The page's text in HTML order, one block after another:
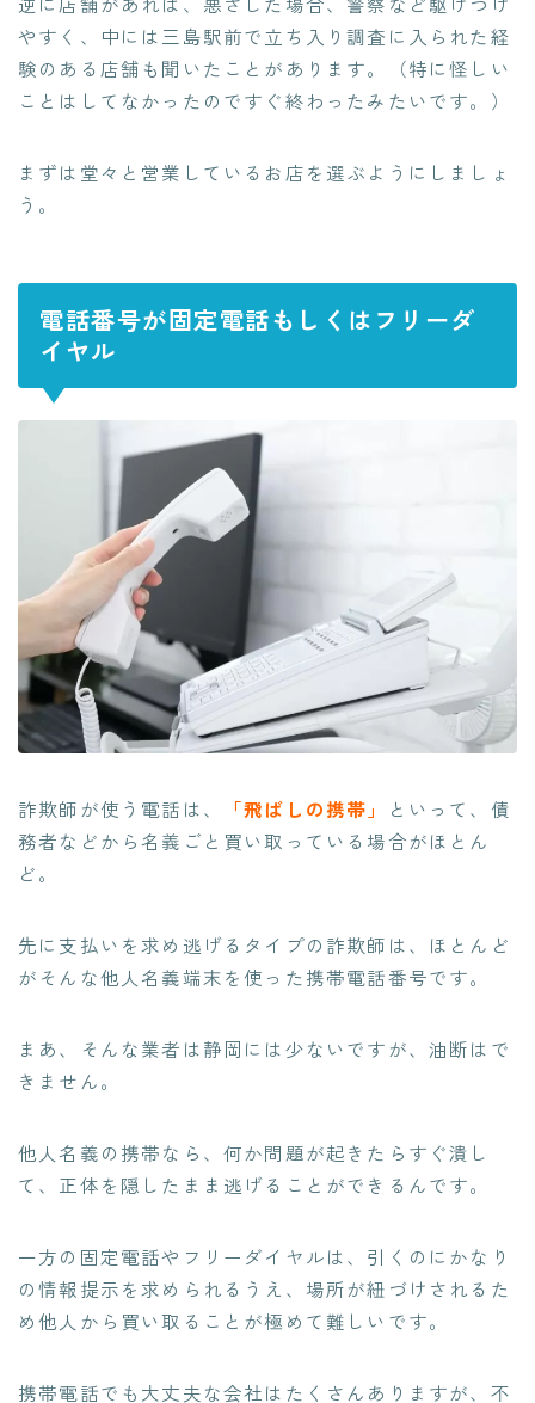
やすく、中には三島駅前で立ち入り調査に入られた経
験のある店舗も聞いたことがあります。（特に怪しい
ことはしてなかったのですぐ終わったみたいです。）
まずは 堂々と営業しているお店を選ぶようにしましょ
う 。
電話番号が固定電話もしくはフリーダ
イヤル
詐欺師が使う電話は、 「飛ばしの携帯」
といって、債
務者などから名義ごと買い取っている場合がほとん
ど。
先に支払いを求め逃げるタイプの詐欺師は、ほとんど
がそんな他人名義端末を使った携帯電話番号です。
まあ、そんな業者は静岡には少ないですが、油断はで
きません。
他人名義の携帯なら、何か問題が起きたらすぐ潰し
て、正体を隠したまま逃げることができるんです。
一方の固定電話やフリーダイヤルは、 引くのにかなり
の情報提示を求められる うえ、 場所が紐づけされるた
め他人から買い取ることが極めて難しい です。
携帯電話でも大丈夫な会社はたくさんありますが、不